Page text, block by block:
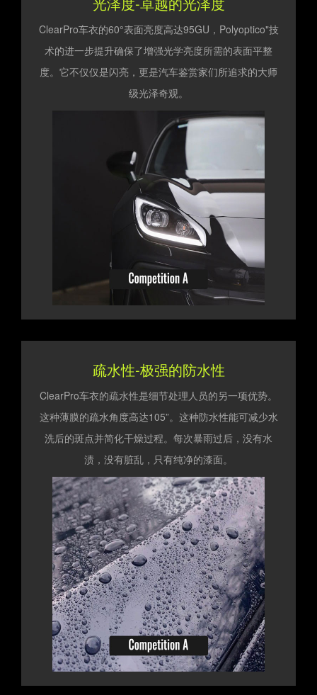
ClearPro车衣的60°表面亮度高达95GU，Polyoptico"技
术的进一步提升确保了增强光学亮度所需的表面平整
度。它不仅仅是闪亮，更是汽车鉴赏家们所追求的大师
级光泽奇观。
疏水性-极强的防水性
ClearPro车衣的疏水性是细节处理人员的另一项优势。
这种薄膜的疏水角度高达105”。这种防水性能可减少水
洗后的斑点并简化干燥过程。每次暴雨过后，没有水
渍，没有脏乱，只有纯净的漆面。